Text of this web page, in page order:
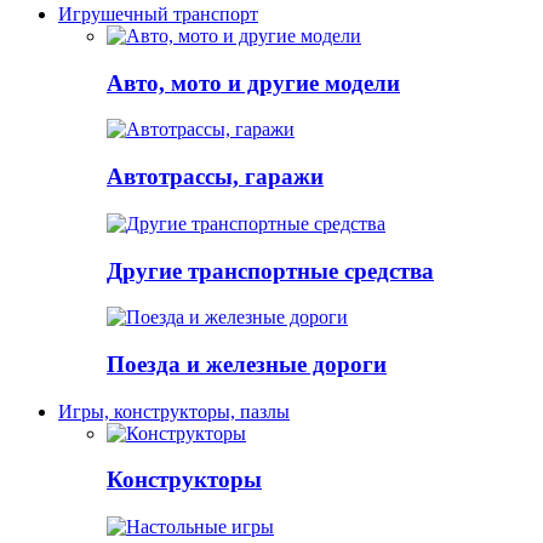
Игрушечный транспорт
Авто, мото и другие модели
Автотрассы, гаражи
Другие транспортные средства
Поезда и железные дороги
Игры, конструкторы, пазлы
Конструкторы